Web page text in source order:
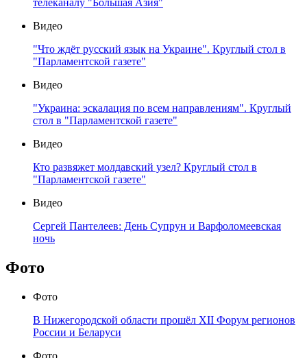
телеканалу "Большая Азия"
Видео
"Что ждёт русский язык на Украине". Круглый стол в
"Парламентской газете"
Видео
"Украина: эскалация по всем направлениям". Круглый
стол в "Парламентской газете"
Видео
Кто развяжет молдавский узел? Круглый стол в
"Парламентской газете"
Видео
Сергей Пантелеев: День Супрун и Варфоломеевская
ночь
Фото
Фото
В Нижегородской области прошёл XII Форум регионов
России и Беларуси